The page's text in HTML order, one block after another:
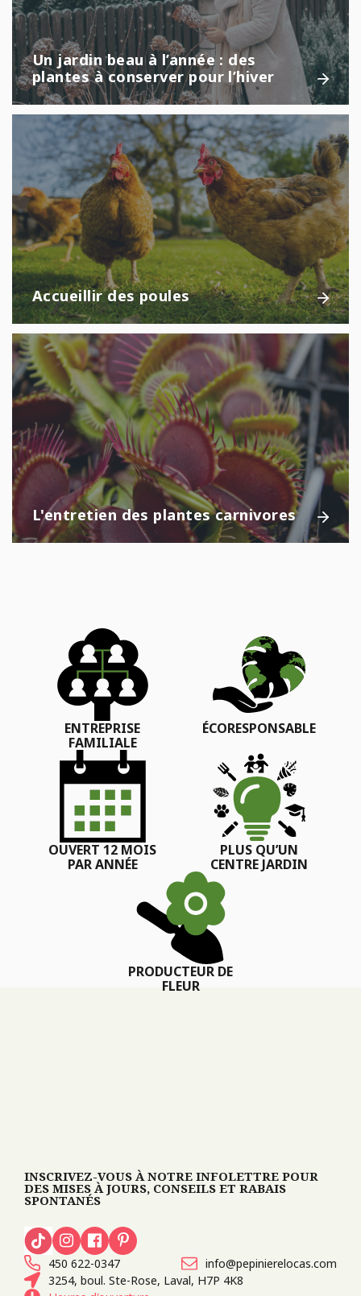
Un jardin beau à l’année : des
plantes à conserver pour l’hiver
Accueillir des poules
L'entretien des plantes carnivores
ENTREPRISE
FAMILIALE
ÉCORESPONSABLE
OUVERT 12 MOIS
PAR ANNÉE
PLUS QU’UN
CENTRE JARDIN
PRODUCTEUR DE
FLEUR
INSCRIVEZ-VOUS À NOTRE INFOLETTRE POUR
DES MISES À JOURS, CONSEILS ET RABAIS
SPONTANÉS
450 622-0347
info@pepinierelocas.com
3254, boul. Ste-Rose, Laval, H7P 4K8